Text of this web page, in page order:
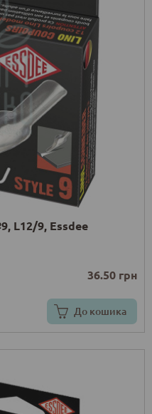
L12/9, Essdee
36.50 грн
До кошика